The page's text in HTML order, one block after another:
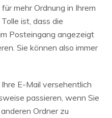
mehr Ordnung in Ihrem
ist, dass die
Posteingang angezeigt
Sie können also immer
E-Mail versehentlich
passieren, wenn Sie
Ordner zu